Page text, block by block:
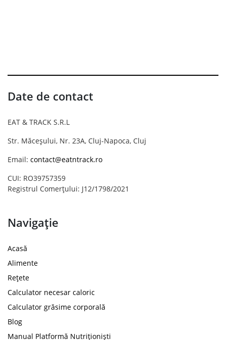
Date de contact
EAT & TRACK S.R.L
Str. Măceșului, Nr. 23A, Cluj-Napoca, Cluj
Email: contact@eatntrack.ro
CUI: RO39757359
Registrul Comerțului: J12/1798/2021
Navigație
Acasă
Alimente
Rețete
Calculator necesar caloric
Calculator grăsime corporală
Blog
Manual Platformă Nutriționiști